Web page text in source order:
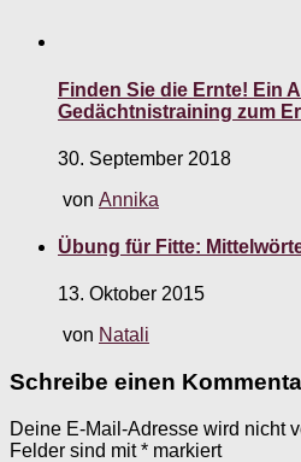
Finden Sie die Ernte! Ein
Gedächtnistraining zum
30. September 2018
von Annika
Übung für Fitte:
13. Oktober 2015
von Natali
Schreibe einen
Deine E-Mail-Adresse wird nicht
Felder sind mit* markiert